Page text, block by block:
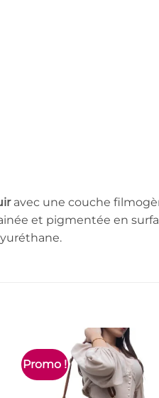
avec une couche
et pigmentée en
Promo !